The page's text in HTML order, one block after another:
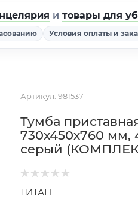
и товары для
Условия оплаты и
Артикул: 981537
Тумба
730х450х760 мм,
серый
ТИТАН